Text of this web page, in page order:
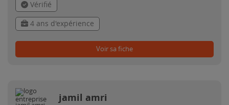
Vérifié
4 ans d'expérience
Voir sa fiche
jamil amri